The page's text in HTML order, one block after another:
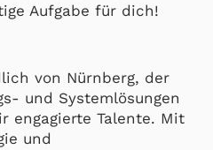
Aufgabe für dich!
von Nürnberg, der
und Systemlösungen
engagierte Talente. Mit
und